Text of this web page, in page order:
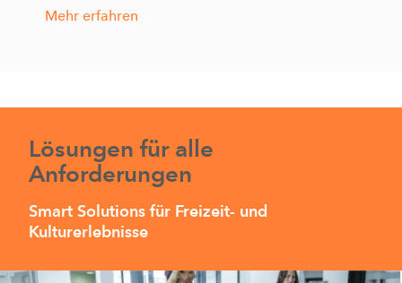
Mehr erfahren
Lösungen für alle
Anforderungen
Smart Solutions für Freizeit- und
Kulturerlebnisse